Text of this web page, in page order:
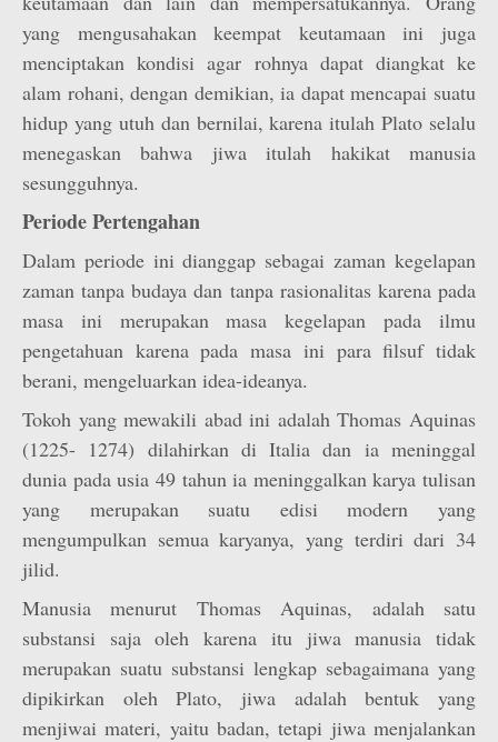
yang mengusahakan keempat keutamaan ini juga
menciptakan kondisi agar rohnya dapat diangkat ke
alam rohani, dengan demikian, ia dapat mencapai suatu
hidup yang utuh dan bernilai, karena itulah Plato selalu
menegaskan bahwa jiwa itulah hakikat manusia
sesungguhnya.
Periode Pertengahan
Dalam periode ini dianggap sebagai zaman kegelapan
zaman tanpa budaya dan tanpa rasionalitas karena pada
masa ini merupakan masa kegelapan pada ilmu
pengetahuan karena pada masa ini para filsuf tidak
berani, mengeluarkan idea-ideanya.
Tokoh yang mewakili abad ini adalah Thomas Aquinas
(1225- 1274) dilahirkan di Italia dan ia meninggal
dunia pada usia 49 tahun ia meninggalkan karya tulisan
yang merupakan suatu edisi modern yang
mengumpulkan semua karyanya, yang terdiri dari 34
jilid.
Manusia menurut Thomas Aquinas, adalah satu
substansi saja oleh karena itu jiwa manusia tidak
merupakan suatu substansi lengkap sebagaimana yang
dipikirkan oleh Plato, jiwa adalah bentuk yang
menjiwai materi, yaitu badan, tetapi jiwa menjalankan